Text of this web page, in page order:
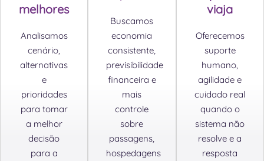
melhores
Analisamos
cenário,
alternativas
e
prioridades
para tomar
a melhor
decisão
para a
Buscamos
economia
consistente,
previsibilidade
financeira e
mais
controle
sobre
passagens,
hospedagens
viaja
Oferecemos
suporte
humano,
agilidade e
cuidado real
quando o
sistema não
resolve e a
resposta